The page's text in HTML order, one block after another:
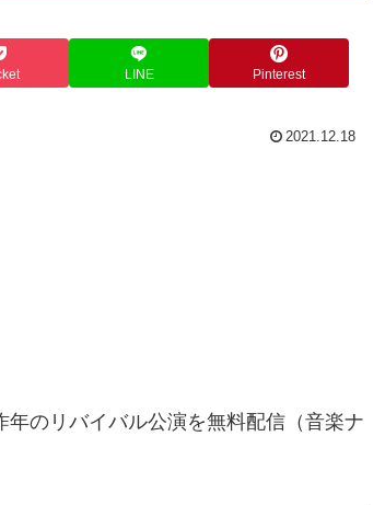
LINE Pinterest
2021.12.18
のリバイバル公演を無料配信（音楽ナ